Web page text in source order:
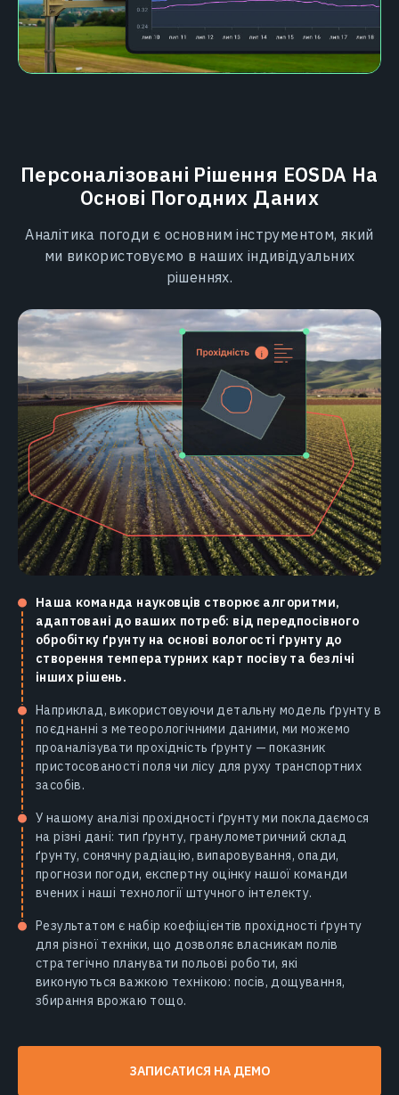
Персоналізовані Рішення EOSDA На
Основі Погодних Даних
Аналітика погоди є основним інструментом, який
ми використовуємо в наших індивідуальних
рішеннях.
Наша команда науковців створює алгоритми,
адаптовані до ваших потреб: від передпосівного
обробітку ґрунту на основі вологості ґрунту до
створення температурних карт посіву та безлічі
інших рішень.
Наприклад, використовуючи детальну модель ґрунту в
поєднанні з метеорологічними даними, ми можемо
проаналізувати прохідність ґрунту — показник
пристосованості поля чи лісу для руху транспортних
засобів.
У нашому аналізі прохідності ґрунту ми покладаємося
на різні дані: тип ґрунту, гранулометричний склад
ґрунту, сонячну радіацію, випаровування, опади,
прогнози погоди, експертну оцінку нашої команди
вчених і наші технології штучного інтелекту.
Результатом є набір коефіцієнтів прохідності ґрунту
для різної техніки, що дозволяє власникам полів
стратегічно планувати польові роботи, які
виконуються важкою технікою: посів, дощування,
збирання врожаю тощо.
ЗАПИСАТИСЯ НА ДЕМО